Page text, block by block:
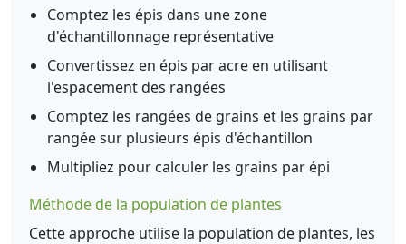
Comptez les épis dans une zone
d'échantillonnage représentative
Convertissez en épis par acre en utilisant
l'espacement des rangées
Comptez les rangées de grains et les grains par
rangée sur plusieurs épis d'échantillon
Multipliez pour calculer les grains par épi
Méthode de la population de plantes
Cette approche utilise la population de plantes, les